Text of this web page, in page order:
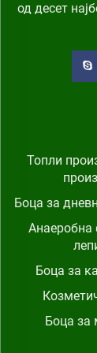
од десет
Топли
Боца за
Боца за
Боца за